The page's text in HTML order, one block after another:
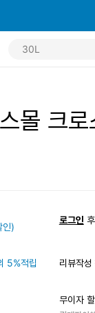
몰 크로
인)
로그인 후
5%적립 리뷰작성
무이자